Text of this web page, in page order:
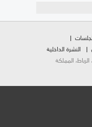
النشرة الداخلية
المملكة